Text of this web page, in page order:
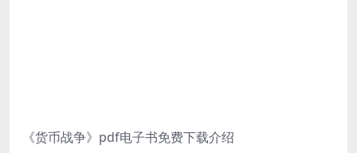
《货币战争》pdf电子书免费下载介绍